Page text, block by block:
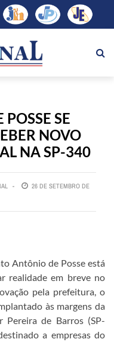
SE
NOVO
NA SP-340
26 DE SETEMBRO DE
Antônio de Posse está
realidade em breve no
pela prefeitura, o
às margens da
Pereira de Barros (SP-
a empresas do